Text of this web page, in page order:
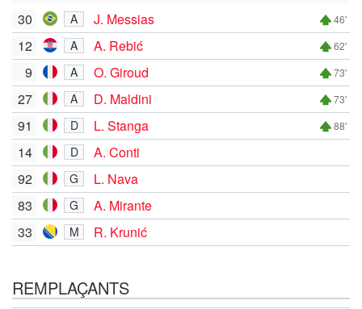
30
A J. Messias 46'
12 A A. Rebić 62'
9 A O. Giroud 73'
27 A D. Maldini 73'
91 D L. Stanga 88'
14 D
A. Conti
92
G
L. Nava
83
G
A. Mirante
33
M R. Krunić
REMPLAÇANTS